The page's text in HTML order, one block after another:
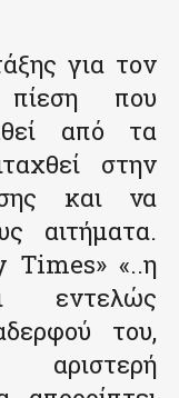
για τον
που
από τα
στην
και να
αιτήματα.
Times» «..η
εντελώς
του,